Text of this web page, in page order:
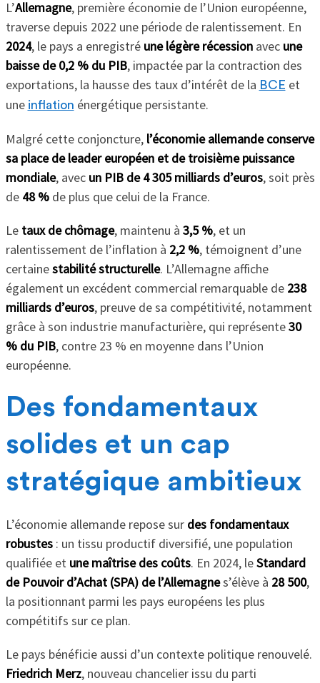
L’Allemagne, première économie de l’Union européenne,
traverse depuis 2022 une période de ralentissement. En
2024, le pays a enregistré une légère récessionavec une
baisse de 0,2 % du PIB, impactée par la contraction des
exportations, la hausse des taux d’intérêt de la BCE et
une inflation énergétique persistante.
Malgré cette conjoncture, l’économie allemande conserve
sa place de leader européen et de troisième puissance
mondiale, avec un PIB de 4 305 milliards d’euros, soit près
de 48 % de plus que celui de la France.
Le taux de chômage, maintenu à 3,5 %, et un
ralentissement de l’inflation à 2,2 %, témoignent d’une
certainestabilité structurelle. L’Allemagne affiche
également un excédent commercial remarquable de 238
milliards d’euros, preuve de sa compétitivité, notamment
grâce à son industrie manufacturière, qui représente30
% du PIB, contre 23 % en moyenne dans l’Union
européenne.
Des fondamentaux
solides et un cap
stratégique ambitieux
L’économie allemande repose sur des fondamentaux
robustes: un tissu productif diversifié, une population
qualifiée et une maîtrise des coûts. En 2024, leStandard
de Pouvoir d’Achat (SPA) de l’Allemagnes’élève à 28 500,
la positionnant parmi les pays européens les plus
compétitifs sur ce plan.
Le pays bénéficie aussi d’un contexte politique renouvelé.
Friedrich Merz, nouveau chancelier issu du parti